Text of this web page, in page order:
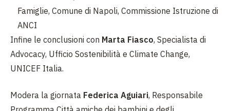
Famiglie, Comune di Napoli, Commissione Istruzione di
ANCI
Infine le conclusioni con Marta Fiasco, Specialista di
Advocacy, Ufficio Sostenibilità e Climate Change,
UNICEF Italia.
Modera la giornata Federica Aguiari, Responsabile